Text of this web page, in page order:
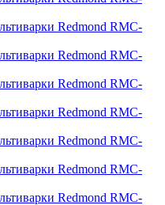
Redmond RMC-
Redmond RMC-
Redmond RMC-
Redmond RMC-
Redmond RMC-
Redmond RMC-
Redmond RMC-